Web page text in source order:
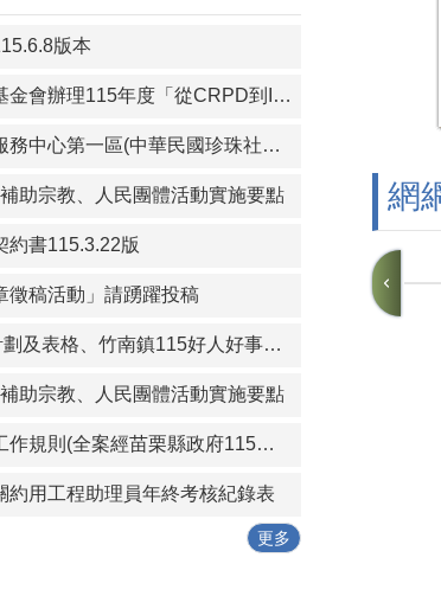
版本
轉知財團法人育成社會福利基金會辦理115年度「從CRPD到ISP－專業人員支持身心障礙者積極參與個別化服務計畫研習課程」報名簡章資料
轉知苗栗縣政府身心障礙者服務中心第一區(中華民國珍珠社會福利服務協會承辦)辦理「一家心聚系列宣導活動」第1次活動簡章
助宗教、人民團體活動實施要點
約書115.3.22版
徵稿活動」請踴躍投稿
竹南鎮115年模範父親推薦計劃及表格、竹南鎮115好人好事代表推薦計畫及表格
助宗教、人民團體活動實施要點
苗栗縣竹南鎮公所約用人員工作規則(全案經苗栗縣政府115年1月19日府勞資字第1150005614號同意備查)
用工程助理員年終考核紀錄表
更多
網